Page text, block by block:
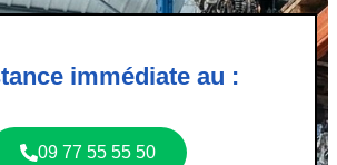
immédiate au :
09 77 55 55 50